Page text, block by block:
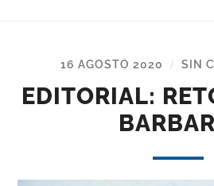
16 AGOSTO 2020 / SIN
EDITORIAL: